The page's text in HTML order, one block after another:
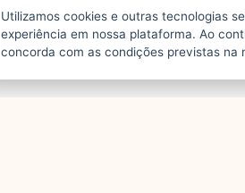
Utilizamos cookies e outras tecnologias
experiência em nossa plataforma. Ao
concorda com as condições previstas na